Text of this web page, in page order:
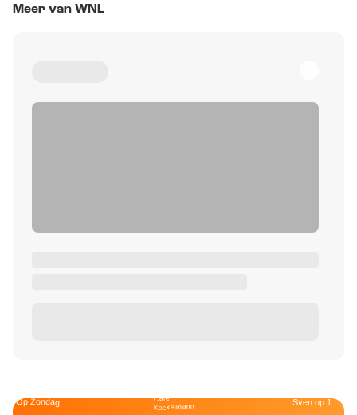
Meer van WNL
Op Zondag Café
Kockelmann Sven op 1